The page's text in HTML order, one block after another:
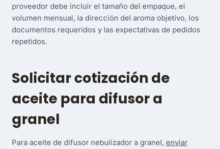
proveedor debe incluir el tamaño del empaque, el
volumen mensual, la dirección del aroma objetivo, los
documentos requeridos y las expectativas de pedidos
repetidos.
Solicitar cotización de
aceite para difusor a
granel
Para aceite de difusor nebulizador a granel, enviar